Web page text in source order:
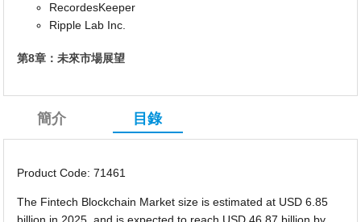
RecordesKeeper
Ripple Lab Inc.
第8章：未來市場展望
簡介 目錄
Product Code: 71461
The Fintech Blockchain Market size is estimated at USD 6.85
billion in 2025, and is expected to reach USD 46.87 billion by